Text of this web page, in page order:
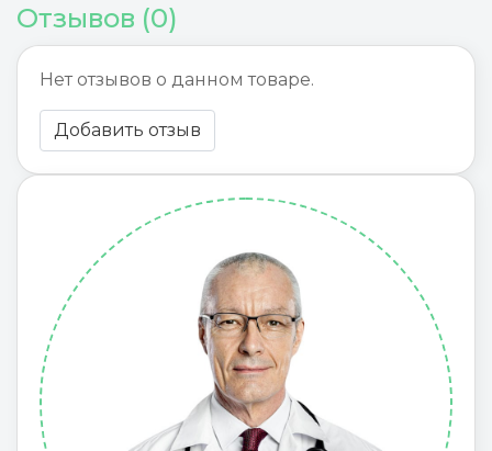
Отзывов (0)
Нет отзывов о данном товаре.
Добавить отзыв